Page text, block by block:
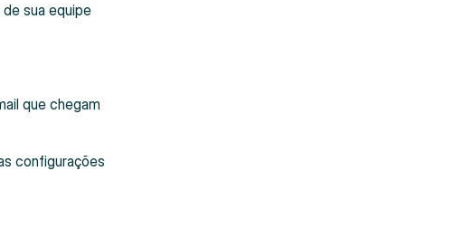
sua equipe
que chegam
configurações